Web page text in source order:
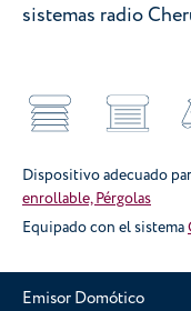
sistemas radio
Dispositivo adecuado
enrollable, Pérgolas
Equipado con el sistema
Emisor Domótico